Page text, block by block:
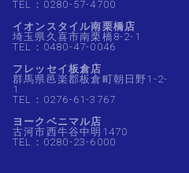
TEL：0280-57-4700
イオンスタイル南栗橋店
埼玉県久喜市南栗橋8-2-1
TEL：0480-47-0046
フレッセイ板倉店
群馬県邑楽郡板倉町朝日野1-2-
1
TEL：0276-61-3767
ヨークベニマル店
古河市西牛谷中明1470
TEL：0280-23-6000